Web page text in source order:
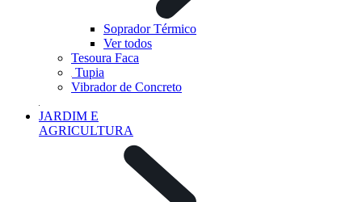
Soprador Térmico
Ver todos
Tesoura Faca
Tupia
Vibrador de Concreto
JARDIM E
AGRICULTURA